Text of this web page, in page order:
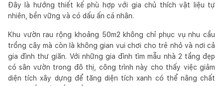
Đây là hướng thiết kế phù hợp với gia chủ thích vật liệu tự
nhiên, bền vững và có dấu ấn cá nhân.
Khu vườn rau rộng khoảng 50m2 không chỉ phục vụ nhu cầu
trồng cây mà còn là không gian vui chơi cho trẻ nhỏ và nơi cả
gia đình thư giãn. Với những gia đình tìm mẫu nhà 2 tầng đẹp
có sân vườn trong đô thị, công trình này cho thấy việc giảm
diện tích xây dựng để tăng diện tích xanh có thể nâng chất